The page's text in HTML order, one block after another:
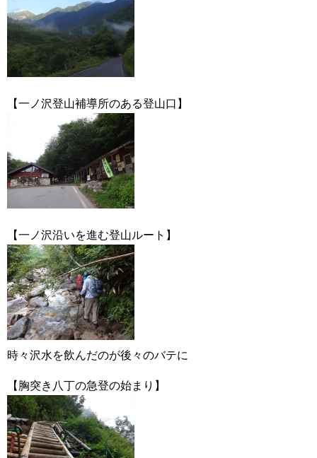
【一ノ沢登山補導所のある登山口】
【一ノ沢沿いを進む登山ルート】
時々沢水を飲んだのが後々のバテに
【胸突き八丁の急登の始まり】